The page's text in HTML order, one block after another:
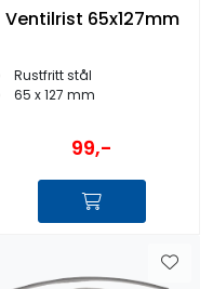
Ventilrist 65x127mm
Rustfritt stål
65 x 127 mm
99,-